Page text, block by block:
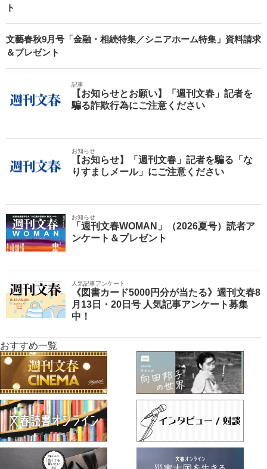
ト
文藝春秋9月号「金融・相続特集／シニアホーム特集」資料請求
＆プレゼント
記事
【お知らせとお願い】「週刊文春」記者を
騙る詐欺行為にご注意ください
お知らせ
【お知らせ】「週刊文春」記者を騙る「な
りすましメール」にご注意ください
お知らせ
「週刊文春WOMAN」（2026夏号）読者ア
ンケート＆プレゼント
人気記事アンケート
《図書カード5000円分が当たる》週刊文春8
月13日・20日号 人気記事アンケート募集
中！
おすすめ一覧